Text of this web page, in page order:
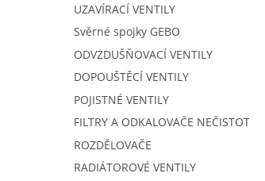
UZAVÍRACÍ VENTILY
Svěrné spojky GEBO
ODVZDUŠŇOVACÍ VENTILY
DOPOUŠTĚCÍ VENTILY
POJISTNÉ VENTILY
FILTRY A ODKALOVAČE NEČISTOT
ROZDĚLOVAČE
RADIÁTOROVÉ VENTILY